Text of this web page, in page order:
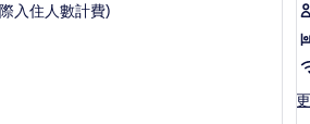
入住人數計費)
-
更